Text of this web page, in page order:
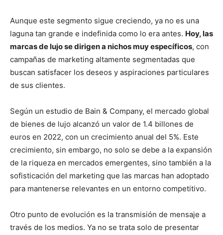
Aunque este segmento sigue creciendo, ya no es una
laguna tan grande e indefinida como lo era antes. Hoy, las
marcas de lujo se dirigen a nichos muy específicos, con
campañas de marketing altamente segmentadas que
buscan satisfacer los deseos y aspiraciones particulares
de sus clientes.
Según un estudio de Bain & Company, el mercado global
de bienes de lujo alcanzó un valor de 1.4 billones de
euros en 2022, con un crecimiento anual del 5%. Este
crecimiento, sin embargo, no solo se debe a la expansión
de la riqueza en mercados emergentes, sino también a la
sofisticación del marketing que las marcas han adoptado
para mantenerse relevantes en un entorno competitivo.
Otro punto de evolución es la transmisión de mensaje a
través de los medios. Ya no se trata solo de presentar